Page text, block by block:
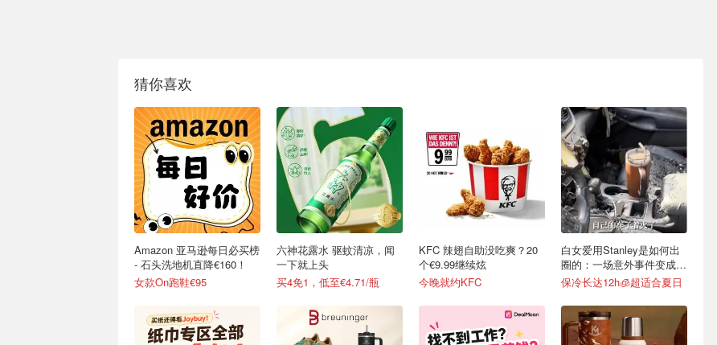
猜你喜欢
Amazon 亚马逊每日必买榜
- 石头洗地机直降€160！
女款On跑鞋€95
六神花露水 驱蚊清凉，闻
一下就上头
买4免1，低至€4.71/瓶
KFC 辣翅自助没吃爽？20
个€9.99继续炫
今晚就约KFC
白女爱用Stanley是如何出
圈的：一场意外事件变成顶
级营销案例
保冷长达12h🧊超适合夏日